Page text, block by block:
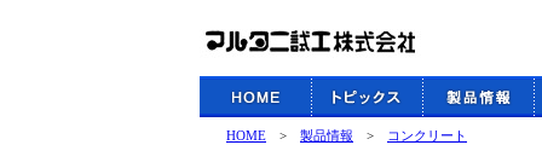
HOME > 製品情報 > コンクリート